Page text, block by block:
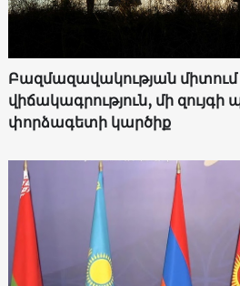
Բազմազավակության
վիճակագրություն, մի զույգի
փորձագետի կարծիք